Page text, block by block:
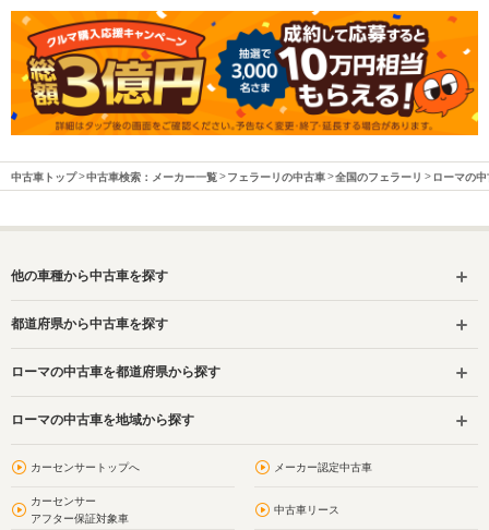
中古車トップ 中古車検索：メーカー一覧 フェラーリの中古車 全国のフェラーリ ローマの
他の車種から中古車を探す
都道府県から中古車を探す
ローマの中古車を都道府県から探す
ローマの中古車を地域から探す
カーセンサートップへ メーカー認定中古車
カーセンサー
アフター保証対象車
中古車リース